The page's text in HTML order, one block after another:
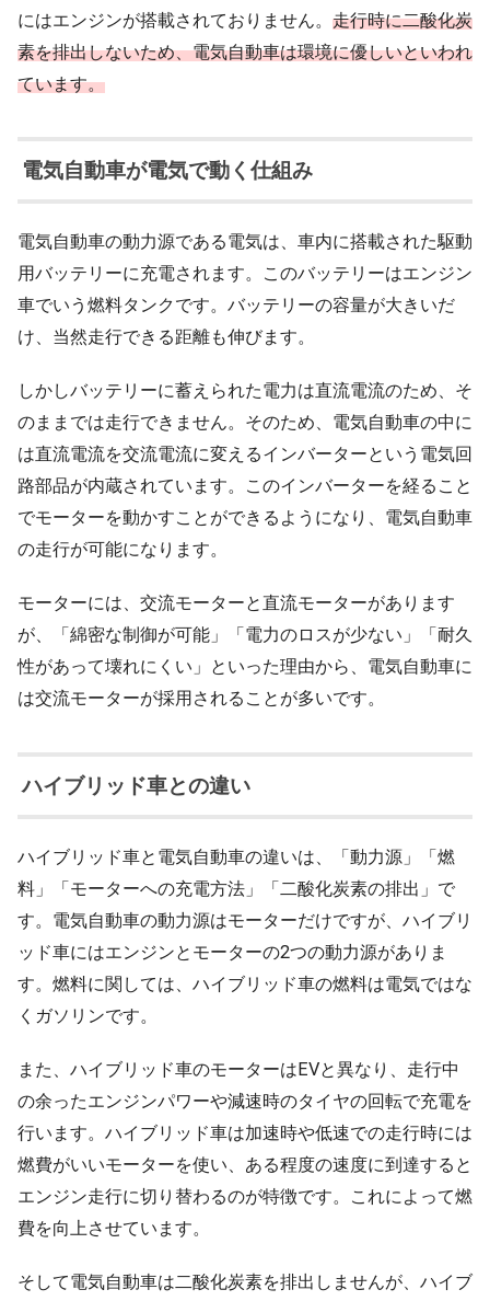
にはエンジンが搭載されておりません。 走行時に二酸化炭
素を排出しないため、電気自動車は環境に優しいといわれ
ています。
電気自動車が電気で動く仕組み
電気自動車の動力源である電気は、車内に搭載された駆動
用バッテリーに充電されます。このバッテリーはエンジン
車でいう燃料タンクです。バッテリーの容量が大きいだ
け、当然走行できる距離も伸びます。
しかしバッテリーに蓄えられた電力は直流電流のため、そ
のままでは走行できません。そのため、電気自動車の中に
は直流電流を交流電流に変えるインバーターという電気回
路部品が内蔵されています。このインバーターを経ること
でモーターを動かすことができるようになり、電気自動車
の走行が可能になります。
モーターには、交流モーターと直流モーターがあります
が、「綿密な制御が可能」「電力のロスが少ない」「耐久
性があって壊れにくい」といった理由から、電気自動車に
は交流モーターが採用されることが多いです。
ハイブリッド車との違い
ハイブリッド車と電気自動車の違いは、「動力源」「燃
料」「モーターへの充電方法」「二酸化炭素の排出」で
す。電気自動車の動力源はモーターだけですが、ハイブリ
ッド車にはエンジンとモーターの2つの動力源がありま
す。燃料に関しては、ハイブリッド車の燃料は電気ではな
くガソリンです。
また、ハイブリッド車のモーターはEVと異なり、走行中
の余ったエンジンパワーや減速時のタイヤの回転で充電を
行います。ハイブリッド車は加速時や低速での走行時には
燃費がいいモーターを使い、ある程度の速度に到達すると
エンジン走行に切り替わるのが特徴です。これによって燃
費を向上させています。
そして電気自動車は二酸化炭素を排出しませんが、ハイブ